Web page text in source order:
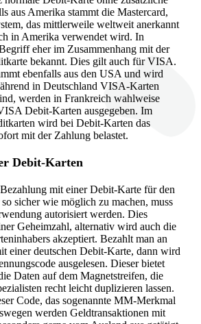
aus Amerika stammt die Mastercard,
das mittlerweile weltweit anerkannt
in Amerika verwendet wird. In
eher im Zusammenhang mit der
bekannt. Dies gilt auch für VISA.
ebenfalls aus den USA und wird
in Deutschland VISA-Karten
werden in Frankreich wahlweise
Debit-Karten ausgegeben. Im
wird bei Debit-Karten das
mit der Zahlung belastet.
Debit-Karten
mit einer Debit-Karte für den
sicher wie möglich zu machen, muss
autorisiert werden. Dies
Geheimzahl, alternativ wird auch die
akzeptiert. Bezahlt man an
einer deutschen Debit-Karte, dann wird
ausgelesen. Dieser bietet
Daten auf dem Magnetstreifen, die
recht leicht duplizieren lassen.
Code, das sogenannte MM-Merkmal
werden Geldtransaktionen mit